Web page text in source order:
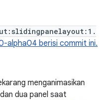
alpha04 berisi commit ini.
menganimasikan
dua panel saat